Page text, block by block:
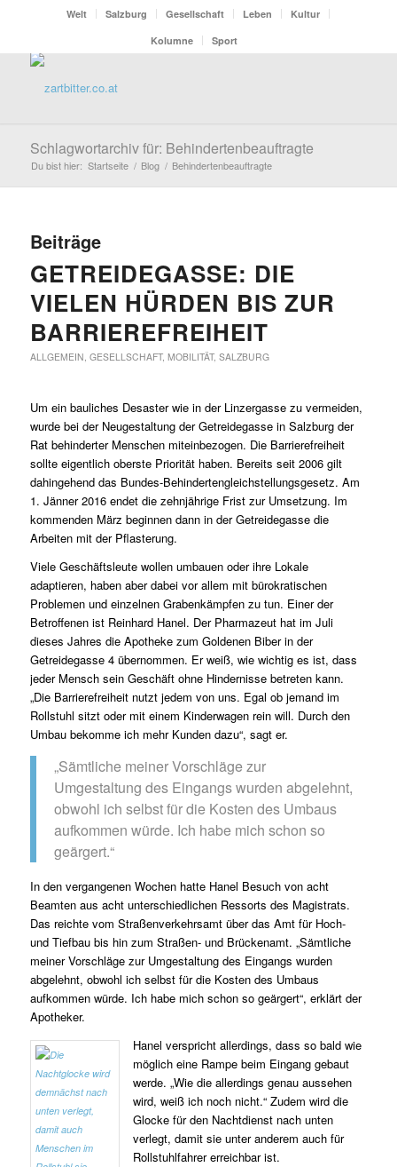
Welt Salzburg Gesellschaft Leben
Kultur
Kolumne
Sport
Schlagwortarchiv für: Behindertenbeauftragte
Du bist hier: Startseite / Blog / Behindertenbeauftragte
Beiträge
GETREIDEGASSE: DIE
VIELEN HÜRDEN BIS ZUR
BARRIEREFREIHEIT
ALLGEMEIN, GESELLSCHAFT, MOBILITÄT, SALZBURG
Um ein bauliches Desaster wie in der Linzergasse zu vermeiden,
wurde bei der Neugestaltung der Getreidegasse in Salzburg der
Rat behinderter Menschen miteinbezogen. Die Barrierefreiheit
sollte eigentlich oberste Priorität haben. Bereits seit 2006 gilt
dahingehend das Bundes-Behindertengleichstellungsgesetz. Am
1. Jänner 2016 endet die zehnjährige Frist zur Umsetzung. Im
kommenden März beginnen dann in der Getreidegasse die
Arbeiten mit der Pflasterung.
Viele Geschäftsleute wollen umbauen oder ihre Lokale
adaptieren, haben aber dabei vor allem mit bürokratischen
Problemen und einzelnen Grabenkämpfen zu tun. Einer der
Betroffenen ist Reinhard Hanel. Der Pharmazeut hat im Juli
dieses Jahres die Apotheke zum Goldenen Biber in der
Getreidegasse 4 übernommen. Er weiß, wie wichtig es ist, dass
jeder Mensch sein Geschäft ohne Hindernisse betreten kann.
„Die Barrierefreiheit nutzt jedem von uns. Egal ob jemand im
Rollstuhl sitzt oder mit einem Kinderwagen rein will. Durch den
Umbau bekomme ich mehr Kunden dazu“, sagt er.
„Sämtliche meiner Vorschläge zur
Umgestaltung des Eingangs wurden abgelehnt,
obwohl ich selbst für die Kosten des Umbaus
aufkommen würde. Ich habe mich schon so
geärgert.“
In den vergangenen Wochen hatte Hanel Besuch von acht
Beamten aus acht unterschiedlichen Ressorts des Magistrats.
Das reichte vom Straßenverkehrsamt über das Amt für Hoch-
und Tiefbau bis hin zum Straßen- und Brückenamt. „Sämtliche
meiner Vorschläge zur Umgestaltung des Eingangs wurden
abgelehnt, obwohl ich selbst für die Kosten des Umbaus
aufkommen würde. Ich habe mich schon so geärgert“, erklärt der
Apotheker.
Hanel verspricht allerdings, dass so bald wie
möglich eine Rampe beim Eingang gebaut
werde. „Wie die allerdings genau aussehen
wird, weiß ich noch nicht.“ Zudem wird die
Glocke für den Nachtdienst nach unten
verlegt, damit sie unter anderem auch für
Rollstuhlfahrer erreichbar ist.